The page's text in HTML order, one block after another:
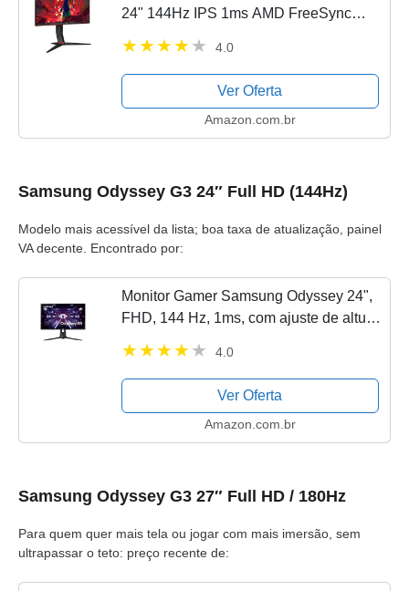
24" 144Hz IPS 1ms AMD FreeSync
4.0
Ver Oferta
Amazon.com.br
Samsung Odyssey G3 24″ Full HD (144Hz)
Modelo mais acessível da lista; boa taxa de atualização, painel
VA decente. Encontrado por:
Monitor Gamer Samsung Odyssey 24",
FHD, 144 Hz, 1ms, com ajuste de altura,
G3
4.0
Ver Oferta
Amazon.com.br
Samsung Odyssey G3 27″ Full HD / 180Hz
Para quem quer mais tela ou jogar com mais imersão, sem
ultrapassar o teto: preço recente de: